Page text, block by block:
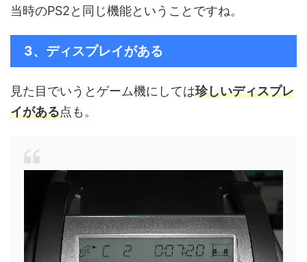
当時のPS2と同じ機能ということですね。
3、ディスプレイがある
見た目でいうとゲーム機にしては珍しいディスプレ
イがある点も。